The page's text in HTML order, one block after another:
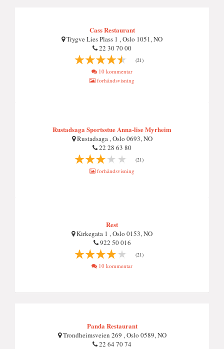
Cass Restaurant
Trygve Lies Plass 1 , Oslo 1051, NO
22 30 70 00
(21)
10 kommentar
forhåndsvisning
Rustadsaga Sportsstue Anna-lise Myrheim
Rustadsaga , Oslo 0693, NO
22 28 63 80
(21)
forhåndsvisning
Rest
Kirkegata 1 , Oslo 0153, NO
922 50 016
(21)
10 kommentar
Panda Restaurant
Trondheimsveien 269 , Oslo 0589, NO
22 64 70 74